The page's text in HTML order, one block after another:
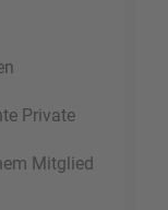
Private
Mitglied